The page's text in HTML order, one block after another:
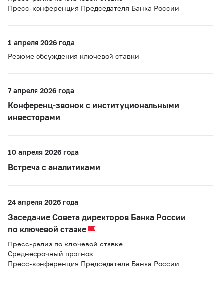
Пресс-конференция Председателя Банка России
1 апреля 2026 года
Резюме обсуждения ключевой ставки
7 апреля 2026 года
Конференц-звонок с институциональными
инвесторами
10 апреля 2026 года
Встреча с аналитиками
24 апреля 2026 года
Заседание Совета директоров Банка России
по ключевой ставке
Пресс-релиз по ключевой ставке
Среднесрочный прогноз
Пресс-конференция Председателя Банка России